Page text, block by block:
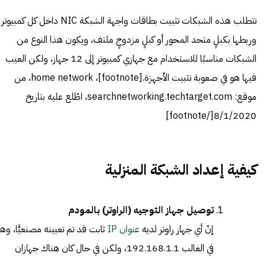
تتطلب هذه الشبكات تثبيت بطاقات واجهة الشبكة NIC داخل كل كمبيوتر
وربطها بكبلٍ متحد المحور أو كبلٍ مزدوجٍ ملتف، ويكون هذا النوع من
الشبكات مناسبًا للاستخدام مع جهازي كمبيوتر إلى 12 جهاز، ولكن العيب
فيها هو في صعوبة تثبيت الأجهزة.[footnote]،
home network، من
موقع: searchnetworking.techtarget.com، اطّلع عليه بتاريخ
8/1/2020[/footnote]
كيفية إعداد الشبكة المنزلية
توصيل جهاز التوجيه (الراوتر) بالمودم
إنّ أي جهاز راوتر لديهعنوان IP
ثابت قد تم تعيينه مصنعيًّا،
في الغالب 192.168.1.1، ولكن في حال كان هناك جهازان